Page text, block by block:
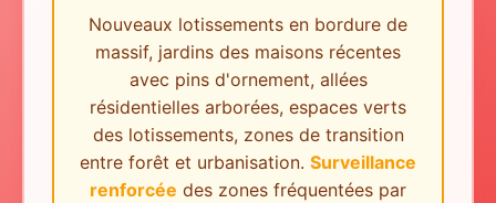
Nouveaux lotissements en bordure de
massif, jardins des maisons récentes
avec pins d'ornement, allées
résidentielles arborées, espaces verts
des lotissements, zones de transition
entre forêt et urbanisation. Surveillance
renforcée des zones fréquentées par